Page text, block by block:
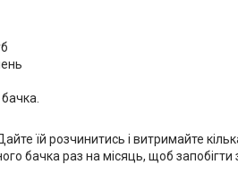
їй розчинитись і витримайте
бачка раз на місяць, щоб запобігти